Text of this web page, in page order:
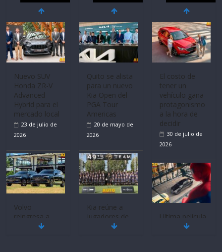
Nuevo SUV
Honda ZR-V
Advanced
Hybrid para el
mercado local
23 de julio de
2026
Volvo
reingresa a
Ecuador de la
Quito se alista
para un nuevo
Kia Open del
PGA Tour
Americas
20 de mayo de
2026
Kia reúne a
jugadores de
fútbol de todo
El costo de
tener un
vehículo gana
protagonismo
a la hora de
decidir
30 de julio de
2026
Ultima película
‘Spider‑Man: